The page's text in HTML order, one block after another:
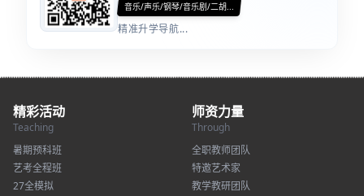
音乐/声乐/钢琴/音乐剧/二胡...
精准升学导航...
精彩活动
Teaching
暑期预科班
艺考全程班
27全模拟
师资力量
Through
全职教师团队
特邀艺术家
教学教研团队